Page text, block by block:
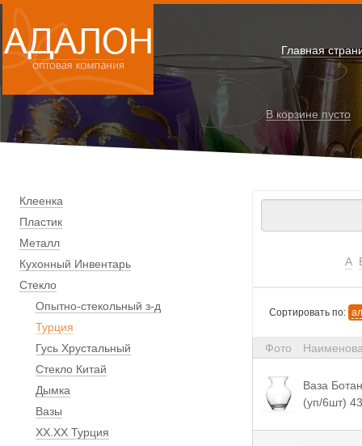
Главная
В корзине пусто
Клеенка
Пластик
Металл
Кухонный Инвентарь
Стекло
Опытно-стекольный з-д
Турция
Гусь Хрустальный
Стекло Китай
Дымка
Вазы
ХХ.ХХ Турция
А
Сортировать по:
Фото
Ваза
(уп/6шт)